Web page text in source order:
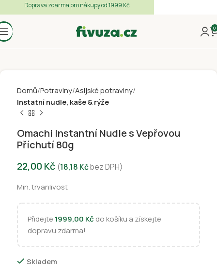
0
Domů Potraviny Asijské potraviny
Instatní nudle, kaše & rýže
Omachi Instantní Nudle s Vepřovou
Příchutí 80g
22,00 Kč (18,18 Kčbez DPH)
Min. trvanlivost
Přidejte 1999,00 Kč do košíku a získejte
dopravu zdarma!
Skladem
Doprava zdarma pro nákupy od 1999 Kč